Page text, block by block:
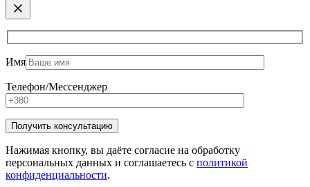
Имя
Телефон/Мессенджер
Нажимая кнопку, вы даёте согласие на обработку
персональных данных и соглашаетесь с политикой
конфиденциальности.